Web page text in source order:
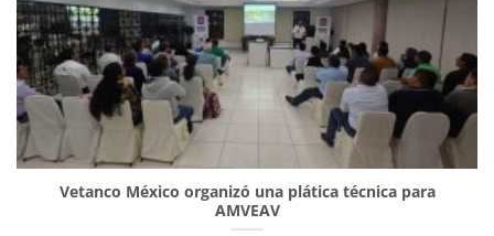
Vetanco México organizó una plática técnica para
AMVEAV